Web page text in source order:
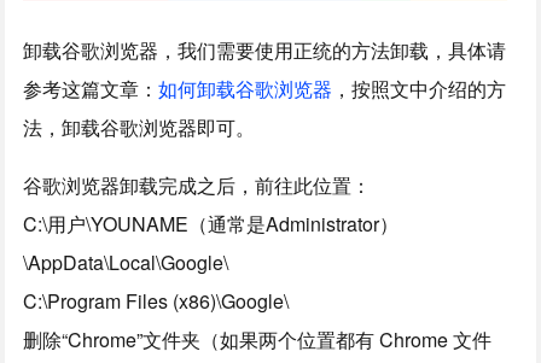
卸载谷歌浏览器，我们需要使用正统的方法卸载，具体请
参考这篇文章：如何卸载谷歌浏览器 ，按照文中介绍的方
法，卸载谷歌浏览器即可。
谷歌浏览器卸载完成之后，前往此位置：
C:\用户\YOUNAME（通常是Administrator）
\AppData\Local\Google\
C:\Program Files (x86)\Google\
删除“Chrome”文件夹（如果两个位置都有 Chrome 文件